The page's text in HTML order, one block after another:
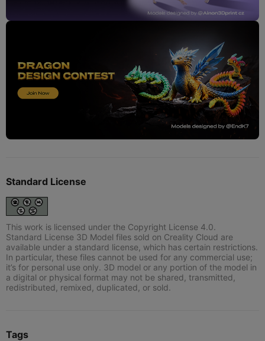
Standard License
This work is licensed under the Copyright License 4.0.
Standard License 3D Model files sold on Creality Cloud are
available under a standard license, which has certain restrictions.
In particular, these files cannot be used for any commercial use;
it’s for personal use only. 3D model or any portion of the model in
a digital or physical format may not be shared, transmitted,
redistributed, remixed, duplicated, or sold.
Tags